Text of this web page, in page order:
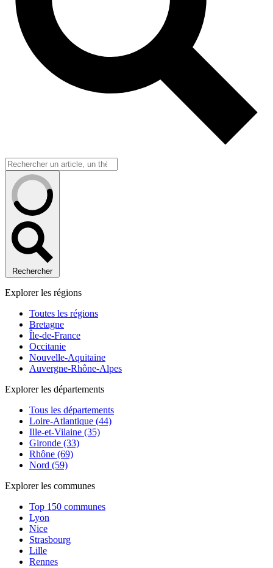
Rechercher
Explorer les régions
Toutes les régions
Bretagne
Île-de-France
Occitanie
Nouvelle-Aquitaine
Auvergne-Rhône-Alpes
Explorer les départements
Tous les départements
Loire-Atlantique (44)
Ille-et-Vilaine (35)
Gironde (33)
Rhône (69)
Nord (59)
Explorer les communes
Top 150 communes
Lyon
Nice
Strasbourg
Lille
Rennes